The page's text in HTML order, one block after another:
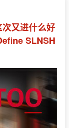
次又进什么好
SLNSH